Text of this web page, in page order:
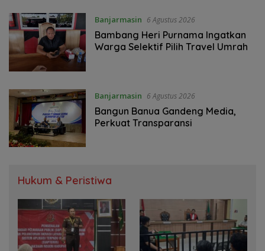
Banjarmasin 6 Agustus 2026
Bambang Heri Purnama Ingatkan
Warga Selektif Pilih Travel Umrah
Banjarmasin 6 Agustus 2026
Bangun Banua Gandeng Media,
Perkuat Transparansi
Hukum & Peristiwa